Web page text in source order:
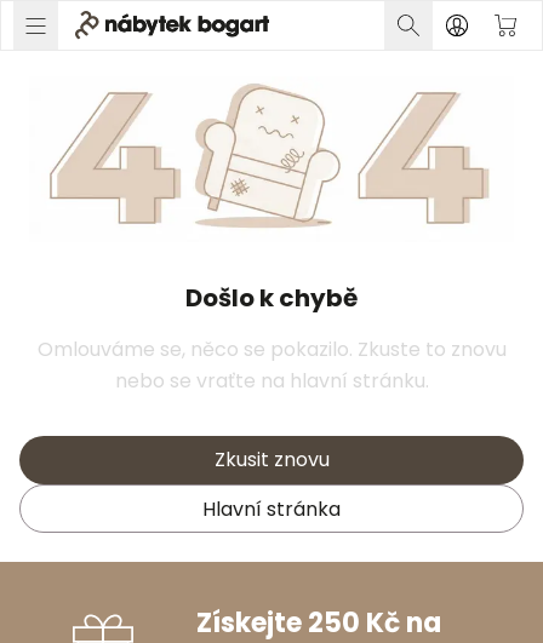
Došlo k chybě
Omlouváme se, něco se pokazilo. Zkuste to znovu
nebo se vraťte na hlavní stránku.
Zkusit znovu
Hlavní stránka
Získejte 250 Kč na